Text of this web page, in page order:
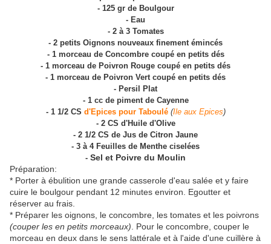
- 125 gr de Boulgour
- Eau
- 2 à 3 Tomates
- 2 petits Oignons nouveaux finement émincés
- 1 morceau de Concombre coupé en petits dés
- 1 morceau de Poivron Rouge coupé en petits dés
- 1 morceau de Poivron Vert coupé en petits dés
- Persil Plat
- 1 cc de piment de Cayenne
- 1 1/2 CS d'Epices pour Taboulé (Ile aux Epices)
- 2 CS d'Huile d'Olive
- 2 1/2 CS de Jus de Citron Jaune
- 3 à 4 Feuilles de Menthe ciselées
- Sel et Poivre du Moulin
Préparation:
* Porter à ébulition une grande casserole d'eau salée et y faire
cuire le boulgour pendant 12 minutes environ. Egoutter et
réserver au frais.
* Préparer les oignons, le concombre, les tomates et les poivrons
(couper les en petits morceaux). Pour le concombre, couper le
morceau en deux dans le sens lattérale et à l'aide d'une cuillère à